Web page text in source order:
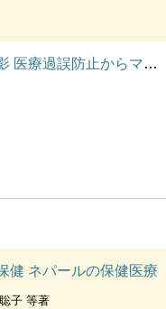
誤防止からマネジドケアまで
健 ネパールの保健医療
子 等著